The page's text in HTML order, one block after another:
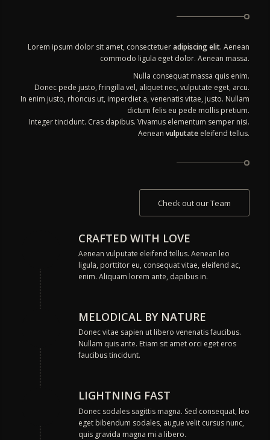
Lorem ipsum dolor sit amet, consectetueradipiscing elit. Aenean
commodo ligula eget dolor. Aenean massa.
Nulla consequat massa quis enim.
Donec pede justo, fringilla vel, aliquet nec, vulputate eget, arcu.
In enim justo, rhoncus ut, imperdiet a, venenatis vitae, justo. Nullam
dictum felis eu pede mollis pretium.
Integer tincidunt. Cras dapibus. Vivamus elementum semper nisi.
Aeneanvulputate eleifend tellus.
Check out our Team
CRAFTED WITH LOVE
Aenean vulputate eleifend tellus. Aenean leo
ligula, porttitor eu, consequat vitae, eleifend ac,
enim. Aliquam lorem ante, dapibus in.
MELODICAL BY NATURE
Donec vitae sapien ut libero venenatis faucibus.
Nullam quis ante. Etiam sit amet orci eget eros
faucibus tincidunt.
LIGHTNING FAST
Donec sodales sagittis magna. Sed consequat, leo
eget bibendum sodales, augue velit cursus nunc,
quis gravida magna mi a libero.